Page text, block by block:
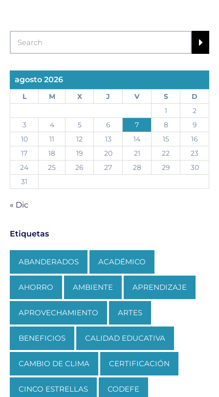
agosto 2026
L M X J V S
D
1
2
3
4 5 6 7 8
9
10
11 12 13 14 15
16
17
18 19 20 21 22
23
24
25 26 27 28 29
30
31
« Dic
Etiquetas
ABANDERADOS ACADÉMICO
AHORRO AMBIENTE APRENDIZAJE
APROVECHAMIENTO ARTES
BENEFICIOS CALIDAD EDUCATIVA
CAMBIO DE CLIMA CERTIFICACIÓN
CINCO ESTRELLAS CODEFE